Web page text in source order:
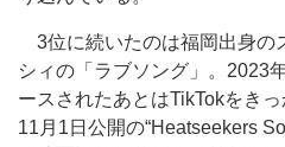
3位に続いたのは福岡出身の
シィの「ラブソング」。2023
ースされたあとはTikTokをき
11月1日公開の“Heatseekers